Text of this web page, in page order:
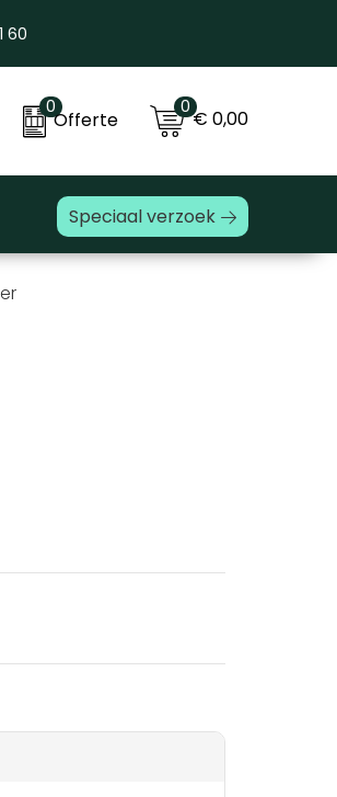
60
0
Offerte
0€ 0,00
Speciaal verzoek